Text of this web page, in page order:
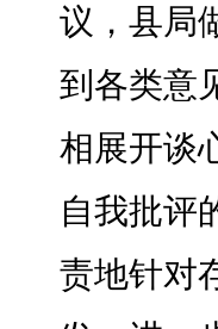
议 ， 县局
到各类意
相展开谈
自我批评
责地针对